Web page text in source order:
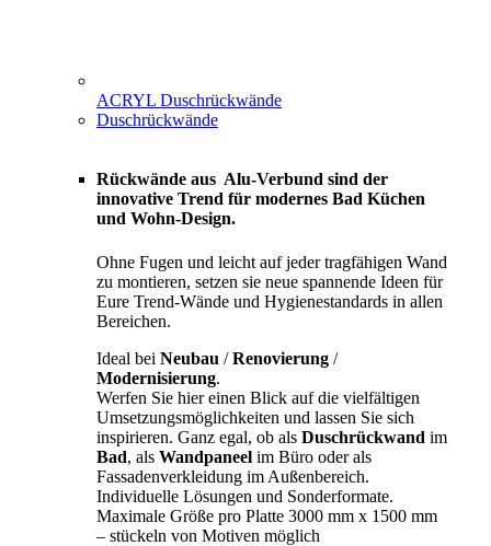
ACRYL Duschrückwände
Duschrückwände
Rückwände aus Alu-Verbund sind der
innovative Trend für modernes Bad Küchen
und Wohn-Design.
Ohne Fugen und leicht auf jeder tragfähigen Wand
zu montieren, setzen sie neue spannende Ideen für
Eure Trend-Wände und Hygienestandards in allen
Bereichen.
Ideal bei Neubau /Renovierung /
Modernisierung.
Werfen Sie hier einen Blick auf die vielfältigen
Umsetzungsmöglichkeiten und lassen Sie sich
inspirieren. Ganz egal, ob als Duschrückwand im
Bad, als Wandpaneel im Büro oder als
Fassadenverkleidung im Außenbereich.
Individuelle Lösungen und Sonderformate.
Maximale Größe pro Platte 3000 mm x 1500 mm
– stückeln von Motiven möglich